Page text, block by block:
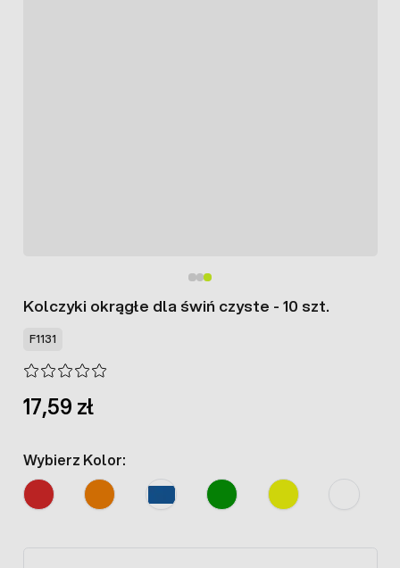
Kolczyki okrągłe dla świń czyste - 10 szt.
F1131
17,59 zł
Wybierz Kolor: